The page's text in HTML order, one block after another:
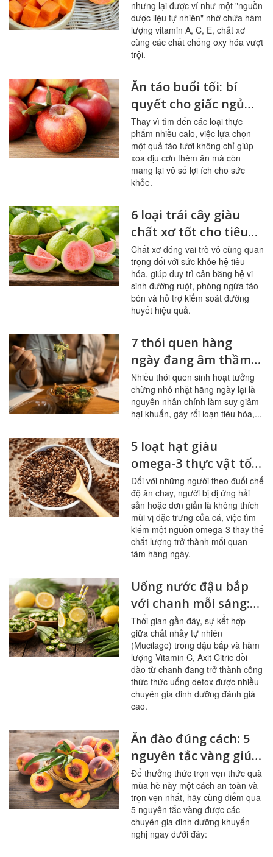
nhưng lại được ví như một "nguồn
dược liệu tự nhiên" nhờ chứa hàm
lượng vitamin A, C, E, chất xơ
cùng các chất chống oxy hóa vượt
trội.
Ăn táo buổi tối: bí
quyết cho giấc ngủ
ngon, hệ tiêu hóa
khỏe mạnh
Thay vì tìm đến các loại thực
phẩm nhiều calo, việc lựa chọn
một quả táo tươi không chỉ giúp
xoa dịu cơn thèm ăn mà còn
mang lại vô số lợi ích cho sức
khỏe.
6 loại trái cây giàu
chất xơ tốt cho tiêu
hóa, đường huyết
Chất xơ đóng vai trò vô cùng quan
trọng đối với sức khỏe hệ tiêu
hóa, giúp duy trì cân bằng hệ vi
sinh đường ruột, phòng ngừa táo
bón và hỗ trợ kiểm soát đường
huyết hiệu quả.
7 thói quen hàng
ngày đang âm thầm
tàn phá đường ruột
Nhiều thói quen sinh hoạt tưởng
chừng nhỏ nhặt hằng ngày lại là
nguyên nhân chính làm suy giảm
hại khuẩn, gây rối loạn tiêu hóa,...
5 loạt hạt giàu
omega-3 thực vật tốt
nhất cho người ít ăn
cá
Đối với những người theo đuổi chế
độ ăn chay, người bị dị ứng hải
sản hoặc đơn giản là không thích
mùi vị đặc trưng của cá, việc tìm
kiếm một nguồn omega-3 thay thế
chất lượng trở thành mối quan
tâm hàng ngày.
Uống nước đậu bắp
với chanh mỗi sáng:
bổ mạch máu, ổn
đường huyết
Thời gian gần đây, sự kết hợp
giữa chất nhầy tự nhiên
(Mucilage) trong đậu bắp và hàm
lượng Vitamin C, Axit Citric dồi
dào từ chanh đang trở thành công
thức thức uống detox được nhiều
chuyên gia dinh dưỡng đánh giá
cao.
Ăn đào đúng cách: 5
nguyên tắc vàng giúp
sạch mạch máu,
tránh ngộ độc
Để thưởng thức trọn vẹn thức quà
mùa hè này một cách an toàn và
trọn vẹn nhất, hãy cùng điểm qua
5 nguyên tắc vàng được các
chuyên gia dinh dưỡng khuyến
nghị ngay dưới đây: